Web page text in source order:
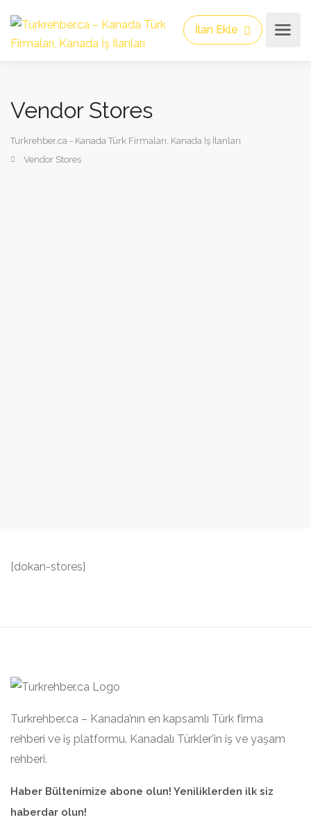
İlan Ekle
Vendor Stores
Turkrehber.ca - Kanada Türk Firmaları, Kanada İş İlanları
Vendor Stores
[dokan-stores]
Turkrehber.ca – Kanada’nın en kapsamlı Türk firma
rehberi ve iş platformu. Kanadalı Türkler’in iş ve yaşam
rehberi.
Haber Bültenimize abone olun! Yeniliklerden ilk siz
haberdar olun!